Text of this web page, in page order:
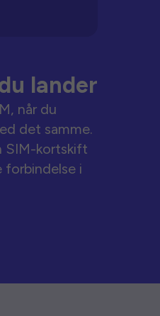
lander
når du
det samme.
SIM-kortskift
forbindelse i